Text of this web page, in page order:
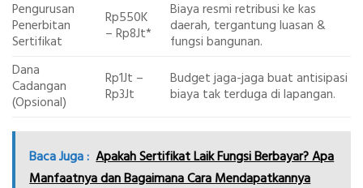
Pengurusan
Penerbitan
Sertifikat
Rp550K
– Rp8Jt*
Biaya resmi retribusi ke kas
daerah, tergantung luasan &
fungsi bangunan.
Dana
Cadangan
(Opsional)
Rp1Jt –
Rp3Jt
Budget jaga-jaga buat antisipasi
biaya tak terduga di lapangan.
Baca Juga : Apakah Sertifikat Laik Fungsi Berbayar? Apa
Manfaatnya dan Bagaimana Cara Mendapatkannya